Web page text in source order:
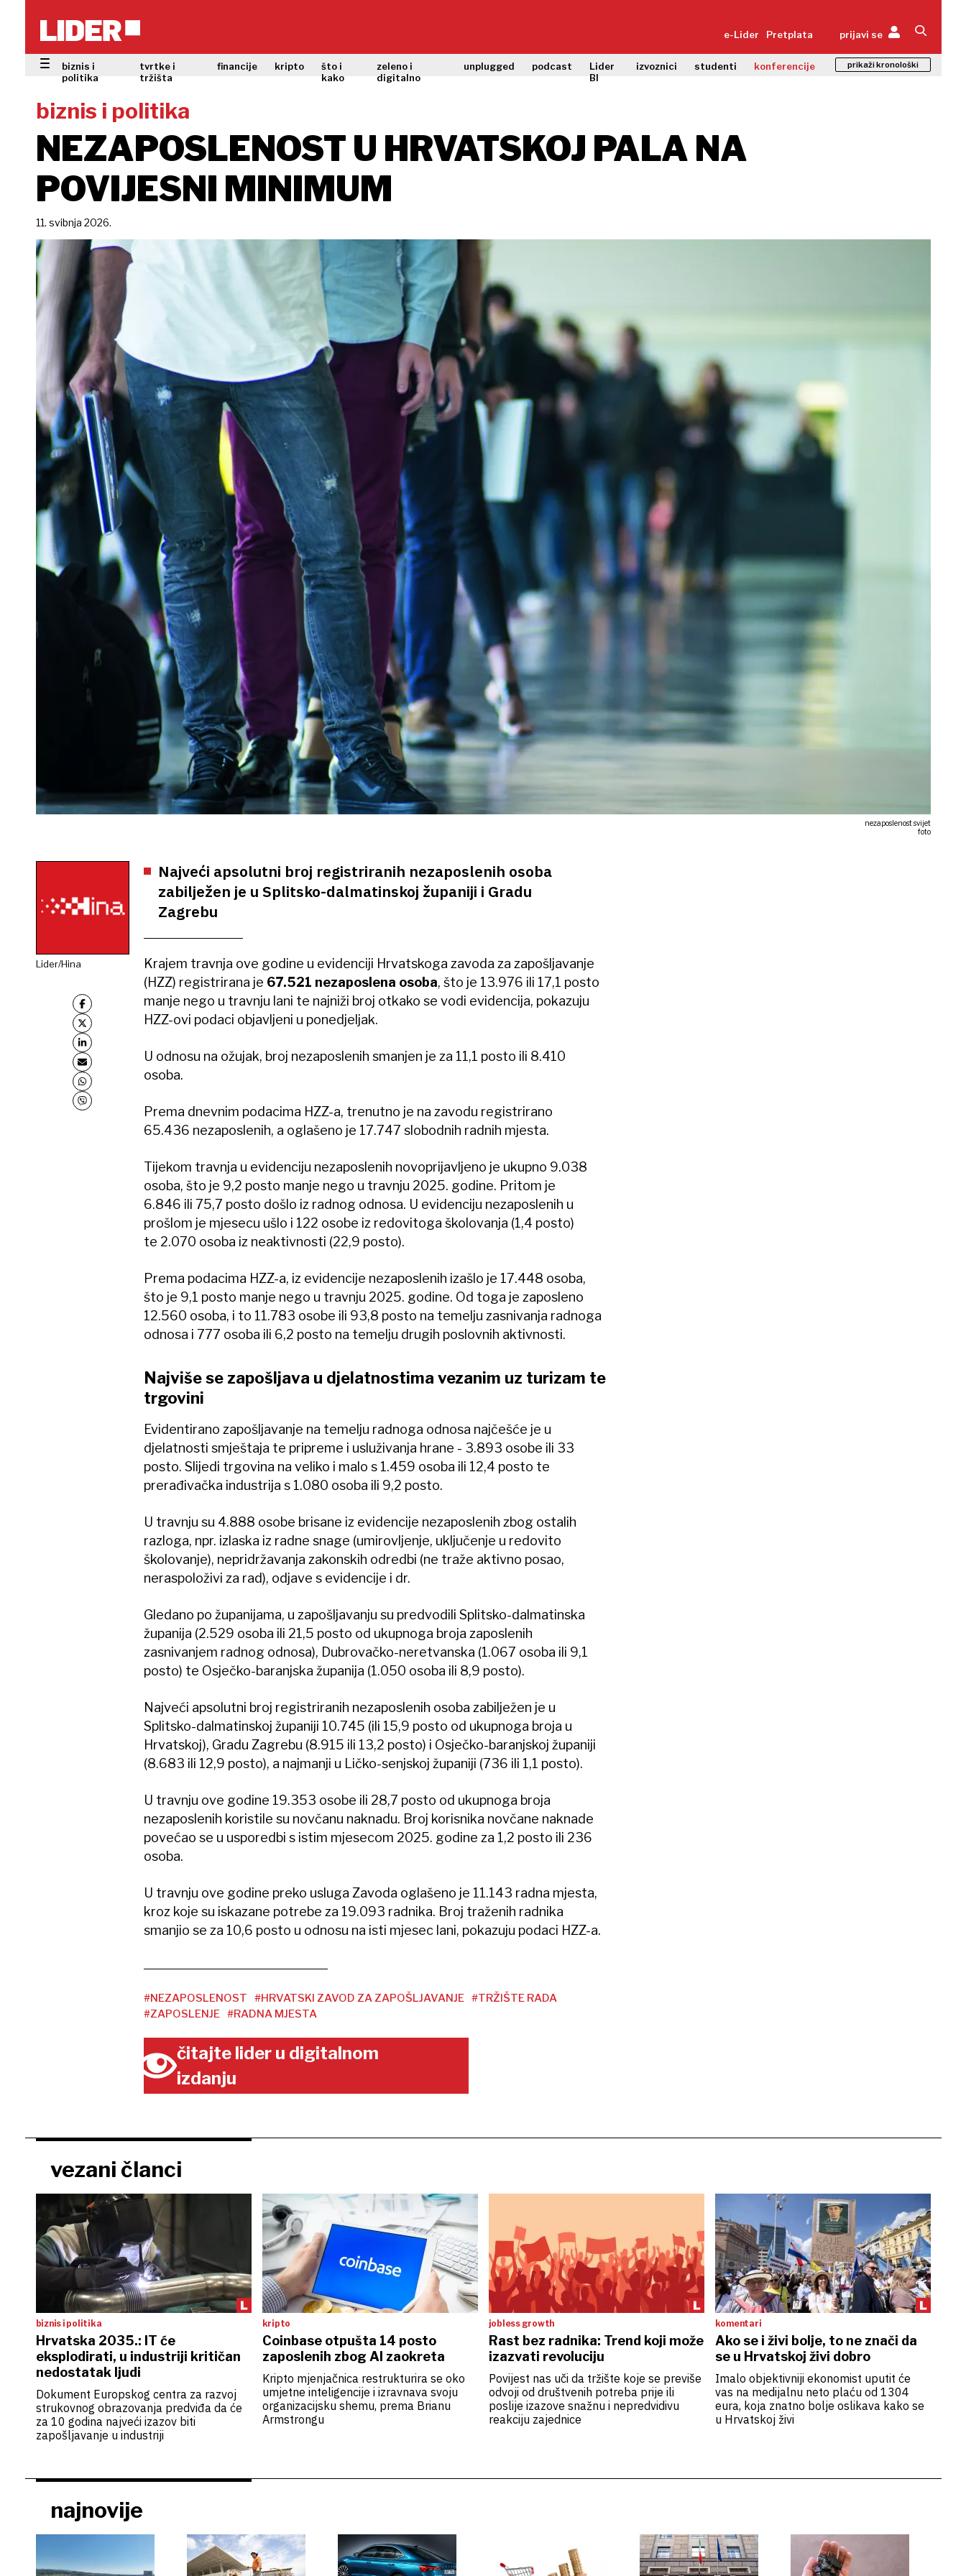
e-Lider Pretplata prijavi se
biznis i
politika
tvrtke i
tržišta
financije kripto
što i
kako
zeleno i
digitalno
unplugged podcast
Lider
BI
izvoznici studenti konferencije prikaži kronološki
biznis i politika
NEZAPOSLENOST U HRVATSKOJ PALA NA
POVIJESNI MINIMUM
11. svibnja 2026.
nezaposlenost svijet
foto
Lider/Hina
Najveći apsolutni broj registriranih nezaposlenih osoba
zabilježen je u Splitsko-dalmatinskoj županiji i Gradu
Zagrebu
Krajem travnja ove godine u evidenciji Hrvatskoga zavoda za zapošljavanje
(HZZ) registrirana je 67.521 nezaposlena osoba, što je 13.976 ili 17,1 posto
manje nego u travnju lani te najniži broj otkako se vodi evidencija, pokazuju
HZZ-ovi podaci objavljeni u ponedjeljak.
U odnosu na ožujak, broj nezaposlenih smanjen je za 11,1 posto ili 8.410
osoba.
Prema dnevnim podacima HZZ-a, trenutno je na zavodu registrirano
65.436 nezaposlenih, a oglašeno je 17.747 slobodnih radnih mjesta.
Tijekom travnja u evidenciju nezaposlenih novoprijavljeno je ukupno 9.038
osoba, što je 9,2 posto manje nego u travnju 2025. godine. Pritom je
6.846 ili 75,7 posto došlo iz radnog odnosa. U evidenciju nezaposlenih u
prošlom je mjesecu ušlo i 122 osobe iz redovitoga školovanja (1,4 posto)
te 2.070 osoba iz neaktivnosti (22,9 posto).
Prema podacima HZZ-a, iz evidencije nezaposlenih izašlo je 17.448 osoba,
što je 9,1 posto manje nego u travnju 2025. godine. Od toga je zaposleno
12.560 osoba, i to 11.783 osobe ili 93,8 posto na temelju zasnivanja radnoga
odnosa i 777 osoba ili 6,2 posto na temelju drugih poslovnih aktivnosti.
Najviše se zapošljava u djelatnostima vezanim uz turizam te
trgovini
Evidentirano zapošljavanje na temelju radnoga odnosa najčešće je u
djelatnosti smještaja te pripreme i usluživanja hrane - 3.893 osobe ili 33
posto. Slijedi trgovina na veliko i malo s 1.459 osoba ili 12,4 posto te
prerađivačka industrija s 1.080 osoba ili 9,2 posto.
U travnju su 4.888 osobe brisane iz evidencije nezaposlenih zbog ostalih
razloga, npr. izlaska iz radne snage (umirovljenje, uključenje u redovito
školovanje), nepridržavanja zakonskih odredbi (ne traže aktivno posao,
neraspoloživi za rad), odjave s evidencije i dr.
Gledano po županijama, u zapošljavanju su predvodili Splitsko-dalmatinska
županija (2.529 osoba ili 21,5 posto od ukupnoga broja zaposlenih
zasnivanjem radnog odnosa), Dubrovačko-neretvanska (1.067 osoba ili 9,1
posto) te Osječko-baranjska županija (1.050 osoba ili 8,9 posto).
Najveći apsolutni broj registriranih nezaposlenih osoba zabilježen je u
Splitsko-dalmatinskoj županiji 10.745 (ili 15,9 posto od ukupnoga broja u
Hrvatskoj), Gradu Zagrebu (8.915 ili 13,2 posto) i Osječko-baranjskoj županiji
(8.683 ili 12,9 posto), a najmanji u Ličko-senjskoj županiji (736 ili 1,1 posto).
U travnju ove godine 19.353 osobe ili 28,7 posto od ukupnoga broja
nezaposlenih koristile su novčanu naknadu. Broj korisnika novčane naknade
povećao se u usporedbi s istim mjesecom 2025. godine za 1,2 posto ili 236
osoba.
U travnju ove godine preko usluga Zavoda oglašeno je 11.143 radna mjesta,
kroz koje su iskazane potrebe za 19.093 radnika. Broj traženih radnika
smanjio se za 10,6 posto u odnosu na isti mjesec lani, pokazuju podaci HZZ-a.
#NEZAPOSLENOST #HRVATSKI ZAVOD ZA ZAPOŠLJAVANJE #TRŽIŠTE RADA
#ZAPOSLENJE #RADNA MJESTA
čitajte lider u digitalnom
izdanju
vezani članci
biznis i politika
Hrvatska 2035.: IT će
eksplodirati, u industriji kritičan
nedostatak ljudi
Dokument Europskog centra za razvoj
strukovnog obrazovanja predviđa da će
za 10 godina najveći izazov biti
zapošljavanje u industriji
kripto
Coinbase otpušta 14 posto
zaposlenih zbog AI zaokreta
Kripto mjenjačnica restrukturira se oko
umjetne inteligencije i izravnava svoju
organizacijsku shemu, prema Brianu
Armstrongu
jobless growth
Rast bez radnika: Trend koji može
izazvati revoluciju
Povijest nas uči da tržište koje se previše
odvoji od društvenih potreba prije ili
poslije izazove snažnu i nepredvidivu
reakciju zajednice
komentari
Ako se i živi bolje, to ne znači da
se u Hrvatskoj živi dobro
Imalo objektivniji ekonomist uputit će
vas na medijalnu neto plaću od 1304
eura, koja znatno bolje oslikava kako se
u Hrvatskoj živi
najnovije